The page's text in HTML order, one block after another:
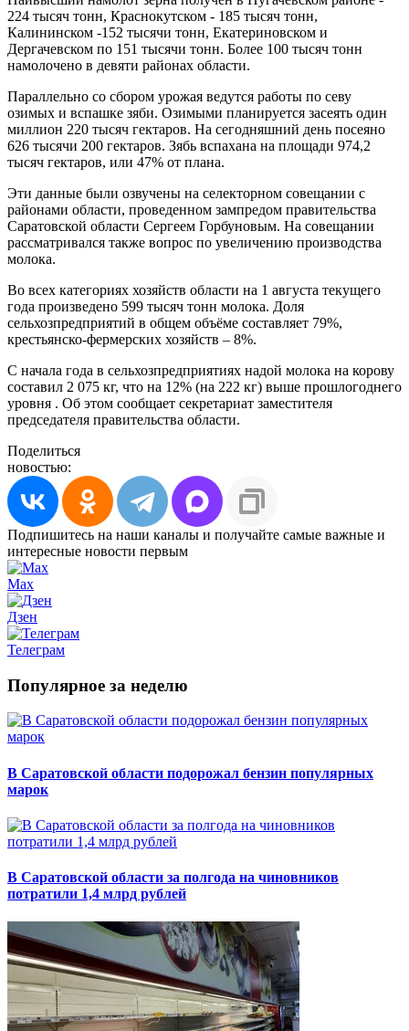
224 тысяч тонн, Краснокутском - 185 тысяч тонн,
Калининском -152 тысячи тонн, Екатериновском и
Дергачевском по 151 тысячи тонн. Более 100 тысяч тонн
намолочено в девяти районах области.
Параллельно со сбором урожая ведутся работы по севу
озимых и вспашке зяби. Озимыми планируется засеять один
миллион 220 тысяч гектаров. На сегодняшний день посеяно
626 тысячи 200 гектаров. Зябь вспахана на площади 974,2
тысяч гектаров, или 47% от плана.
Эти данные были озвучены на селекторном совещании с
районами области, проведенном зампредом правительства
Саратовской области Сергеем Горбуновым. На совещании
рассматривался также вопрос по увеличению производства
молока.
Во всех категориях хозяйств области на 1 августа текущего
года произведено 599 тысяч тонн молока. Доля
сельхозпредприятий в общем объёме составляет 79%,
крестьянско-фермерских хозяйств – 8%.
С начала года в сельхозпредприятиях надой молока на корову
составил 2 075 кг, что на 12% (на 222 кг) выше прошлогоднего
уровня . Об этом сообщает секретариат заместителя
председателя правительства области.
Поделиться
новостью:
Подпишитесь на наши каналы и получайте самые важные и
интересные новости первым
Max
Дзен
Телеграм
Популярное за неделю
В Саратовской области подорожал бензин популярных
марок
В Саратовской области за полгода на чиновников
потратили 1,4 млрд рублей